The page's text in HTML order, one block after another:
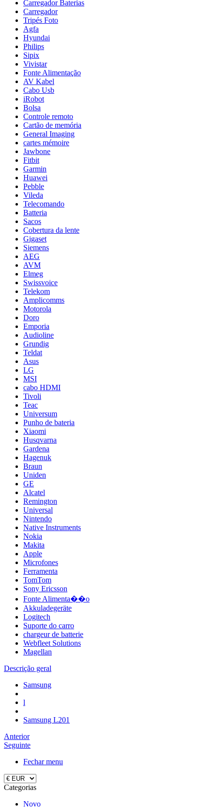
Carregador Baterias
Carregador
Tripés Foto
Agfa
Hyundai
Philips
Sipix
Vivistar
Fonte Alimentação
AV Kabel
Cabo Usb
iRobot
Bolsa
Controle remoto
Cartão de memória
General Imaging
cartes mémoire
Jawbone
Fitbit
Garmin
Huawei
Pebble
Vileda
Telecomando
Batteria
Sacos
Cobertura da lente
Gigaset
Siemens
AEG
AVM
Elmeg
Swissvoice
Telekom
Amplicomms
Motorola
Doro
Emporia
Audioline
Grundig
Teldat
Asus
LG
MSI
cabo HDMI
Tivoli
Teac
Universum
Punho de bateria
Xiaomi
Husqvarna
Gardena
Hagenuk
Braun
Uniden
GE
Alcatel
Remington
Universal
Nintendo
Native Instruments
Nokia
Makita
Apple
Microfones
Ferramenta
TomTom
Sony Ericsson
Fonte Alimenta��o
Akkuladegeräte
Logitech
Suporte do carro
chargeur de batterie
Webfleet Solutions
Magellan
Descrição geral
Samsung
l
Samsung L201
Anterior
Seguinte
Fechar menu
Categorias
Novo